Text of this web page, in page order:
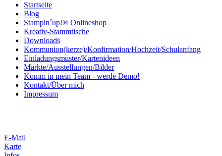
Startseite
Blog
Stampin´up!® Onlineshop
Kreativ-Stammtische
Downloads
Kommunion(kerze)/Konfirmation/Hochzeit/Schulanfang
Einladungsmuster/Kartenideen
Märkte/Ausstellungen/Bilder
Komm in mein Team - werde Demo!
Kontakt/Über mich
Impressum
E-Mail
Karte